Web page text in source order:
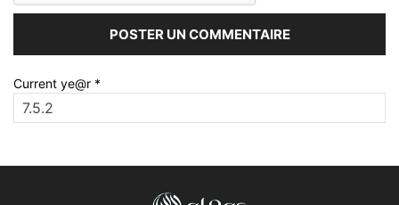
Current ye@r *